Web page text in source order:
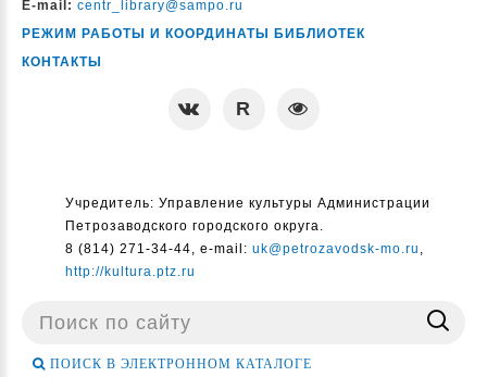
E-mail: centr_library@sampo.ru
РЕЖИМ РАБОТЫ И КООРДИНАТЫ БИБЛИОТЕК
КОНТАКТЫ
Учредитель: Управление культуры Администрации
Петрозаводского городского округа.
8 (814) 271-34-44, e-mail: uk@petrozavodsk-mo.ru ,
http://kultura.ptz.ru
Поиск
ПОИСК В ЭЛЕКТРОННОМ КАТАЛОГЕ